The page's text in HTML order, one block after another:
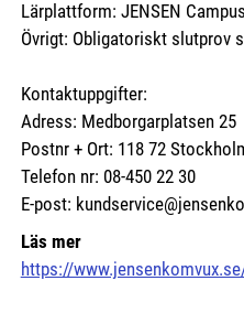
Lärplattform: JENSEN Campus
Övrigt: Obligatoriskt slutprov
Kontaktuppgifter:
Adress: Medborgarplatsen 25
Postnr + Ort: 118 72
Telefon nr: 08-450 22 30
E-post:
Läs mer
https://